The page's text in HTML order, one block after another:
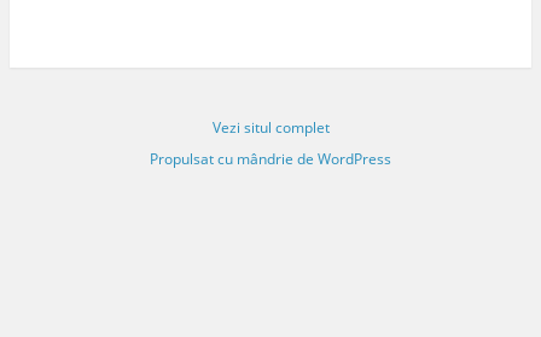
Vezi situl complet
Propulsat cu mândrie de WordPress